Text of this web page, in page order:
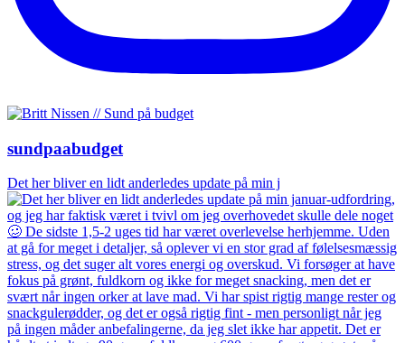
sundpaabudget
Det her bliver en lidt anderledes update på min j